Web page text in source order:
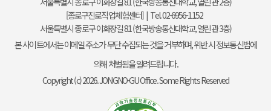
[종로구진로직업체험센터] | Tel. 02-6956-1152
서울특별시 종로구 이화장길 81 (한국방송통신대학교, 열린관 3층)
본 사이트에서는 이메일 주소가 무단 수집되는 것을 거부하며, 위반 시 정보통신법에
의해 처벌됨을 알려드립니다.
Copyright (c) 2026. JONGNO-GU Office. Some Rights Reserved